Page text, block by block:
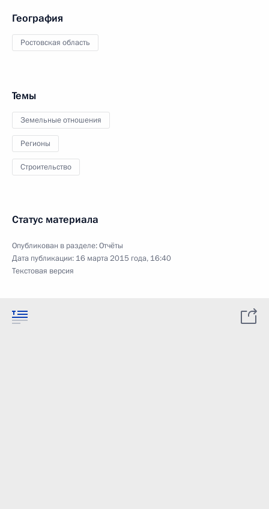
География
Ростовская область
Темы
Земельные отношения
Регионы
Строительство
Статус материала
Опубликован в разделе:Отчёты
Дата публикации: 16 марта 2015 года, 16:40
Текстовая версия